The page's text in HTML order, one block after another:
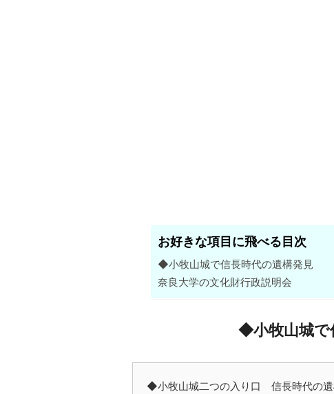
お好きな項目に飛べる目次
◆小牧山城で信長時代の遺構発見
奈良大学の文化財行政説明会
◆小牧山城で
◆小牧山城二つの入り口 信長時代の遺